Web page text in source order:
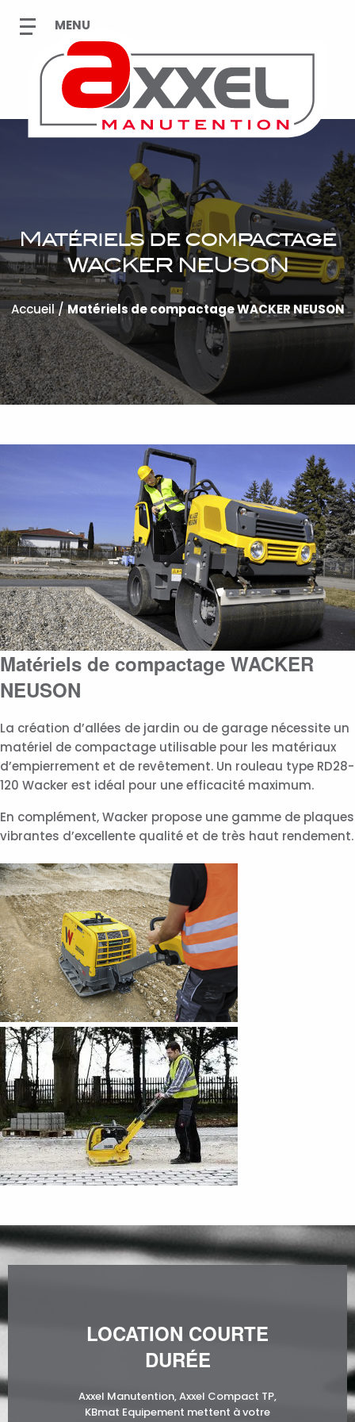
Matériels de compactage
WACKER NEUSON
Accueil/Matériels de compactage WACKER NEUSON
Matériels de compactage WACKER
NEUSON
La création d’allées de jardin ou de garage nécessite un
matériel de compactage utilisable pour les matériaux
d’empierrement et de revêtement. Un rouleau type RD28-
120 Wacker est idéal pour une efficacité maximum.
En complément, Wacker propose une gamme de plaques
vibrantes d’excellente qualité et de très haut rendement.
LOCATION COURTE
DURÉE
Axxel Manutention, Axxel Compact TP,
KBmat Equipement mettent à votre